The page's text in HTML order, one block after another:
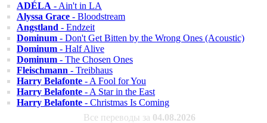
ADÉLA - Ain't in LA
Alyssa Grace - Bloodstream
Angstland - Endzeit
Dominum - Don't Get Bitten by the Wrong Ones (Acoustic)
Dominum - Half Alive
Dominum - The Chosen Ones
Fleischmann - Treibhaus
Harry Belafonte - A Fool for You
Harry Belafonte - A Star in the East
Harry Belafonte - Christmas Is Coming
Все переводы за 04.08.2026